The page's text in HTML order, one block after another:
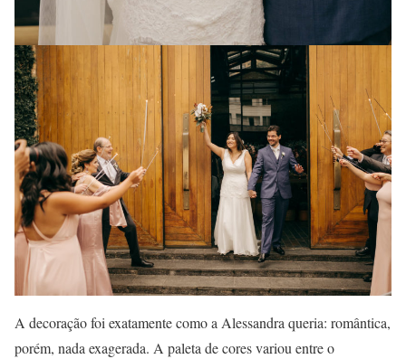
A decoração foi exatamente como a Alessandra queria: romântica,
porém, nada exagerada. A paleta de cores variou entre o